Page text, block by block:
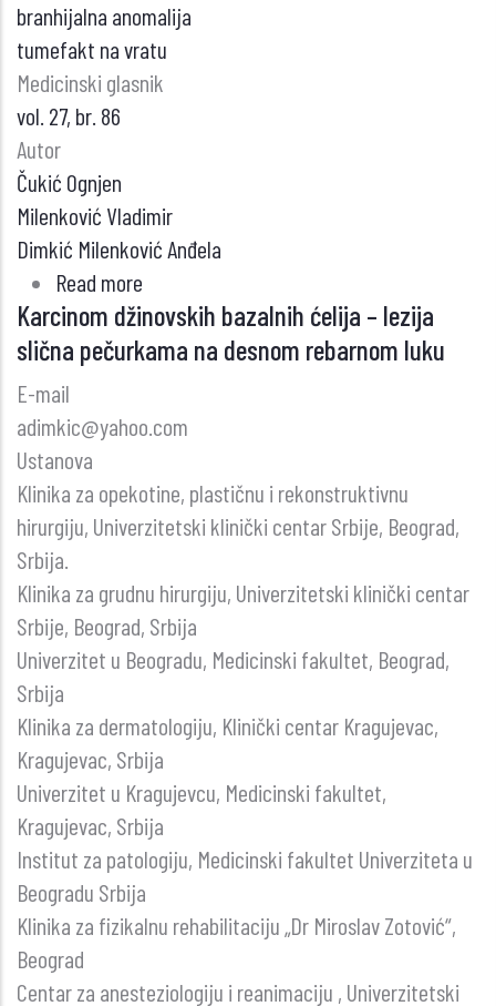
branhijalna anomalija
tumefakt na vratu
Medicinski glasnik
vol. 27, br. 86
Autor
Čukić Ognjen
Milenković Vladimir
Dimkić Milenković Anđela
Read more
Branhijalna
cista
zaista
važno?
Prikaz
slučaja
Karcinom džinovskih bazalnih ćelija – lezija
slična pečurkama na desnom rebarnom luku
E-mail
adimkic@yahoo.com
Ustanova
Klinika za opekotine, plastičnu i rekonstruktivnu
hirurgiju, Univerzitetski klinički centar Srbije, Beograd,
Srbija.
Klinika za grudnu hirurgiju, Univerzitetski klinički centar
Srbije, Beograd, Srbija
Univerzitet u Beogradu, Medicinski fakultet, Beograd,
Srbija
Klinika za dermatologiju, Klinički centar Kragujevac,
Kragujevac, Srbija
Univerzitet u Kragujevcu, Medicinski fakultet,
Kragujevac, Srbija
Institut za patologiju, Medicinski fakultet Univerziteta u
Beogradu Srbija
Klinika za fizikalnu rehabilitaciju „Dr Miroslav Zotović“,
Beograd
Centar za anesteziologiju i reanimaciju , Univerzitetski